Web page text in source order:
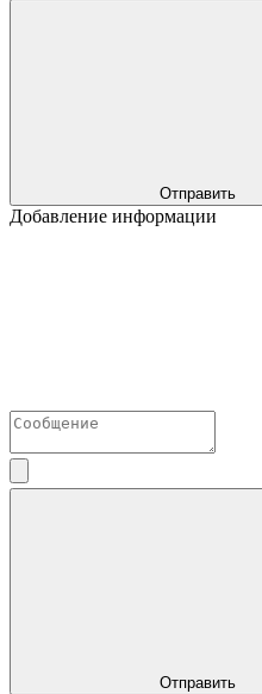
Отправить
Добавление информации
Отправить